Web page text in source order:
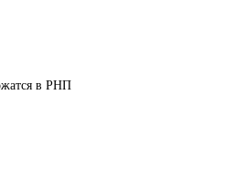
в РНП